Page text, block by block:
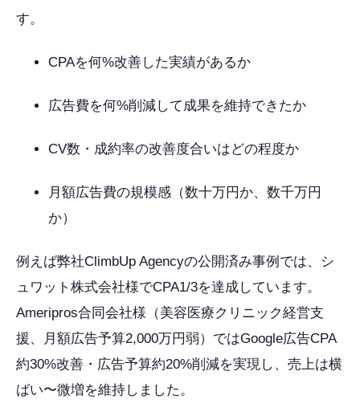
す。
CPAを何%改善した実績があるか
広告費を何%削減して成果を維持できたか
CV数・成約率の改善度合いはどの程度か
月額広告費の規模感（数十万円か、数千万円
か）
例えば弊社ClimbUp Agencyの公開済み事例では、シ
ュワット株式会社様でCPA1/3を達成しています。
Ameripros合同会社様（美容医療クリニック経営支
援、月額広告予算2,000万円弱）ではGoogle広告CPA
約30%改善・広告予算約20%削減を実現し、売上は横
ばい〜微増を維持しました。